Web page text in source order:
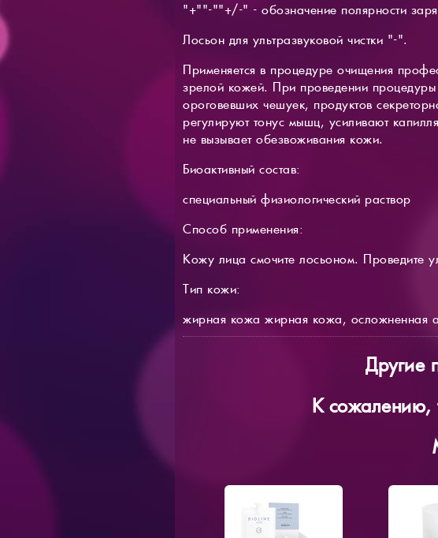
"+""-""+/-" - обозначение полярности
Лосьон для ультразвуковой чистки "-".
Применяется в процедуре очищения
зрелой кожей. При проведении процедуры
ороговевших чешуек, продуктов
регулируют тонус мышц, усиливают
не вызывает обезвоживания кожи.
Биоактивный состав:
специальный физиологический раствор
Способ применения:
Кожу лица смочите лосьоном. Проведите
Тип кожи:
жирная кожа жирная кожа, осложненная
Другие
К сожалению,